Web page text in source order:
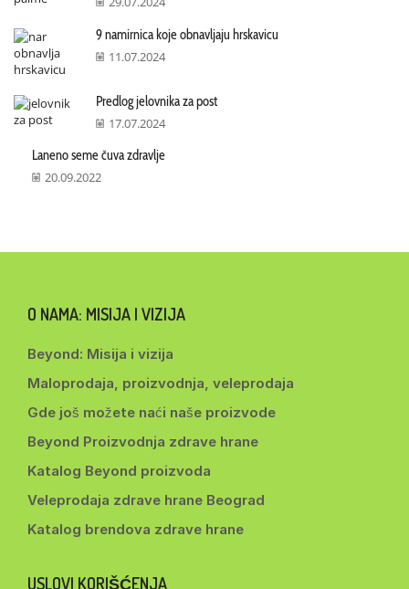
9 namirnica koje obnavljaju hrskavicu
11.07.2024
Predlog jelovnika za post
17.07.2024
Laneno seme čuva zdravlje
20.09.2022
O NAMA: MISIJA I VIZIJA
Beyond: Misija i vizija
Maloprodaja, proizvodnja, veleprodaja
Gde još možete naći naše proizvode
Beyond Proizvodnja zdrave hrane
Katalog Beyond proizvoda
Veleprodaja zdrave hrane Beograd
Katalog brendova zdrave hrane
USLOVI KORIŠĆENJA